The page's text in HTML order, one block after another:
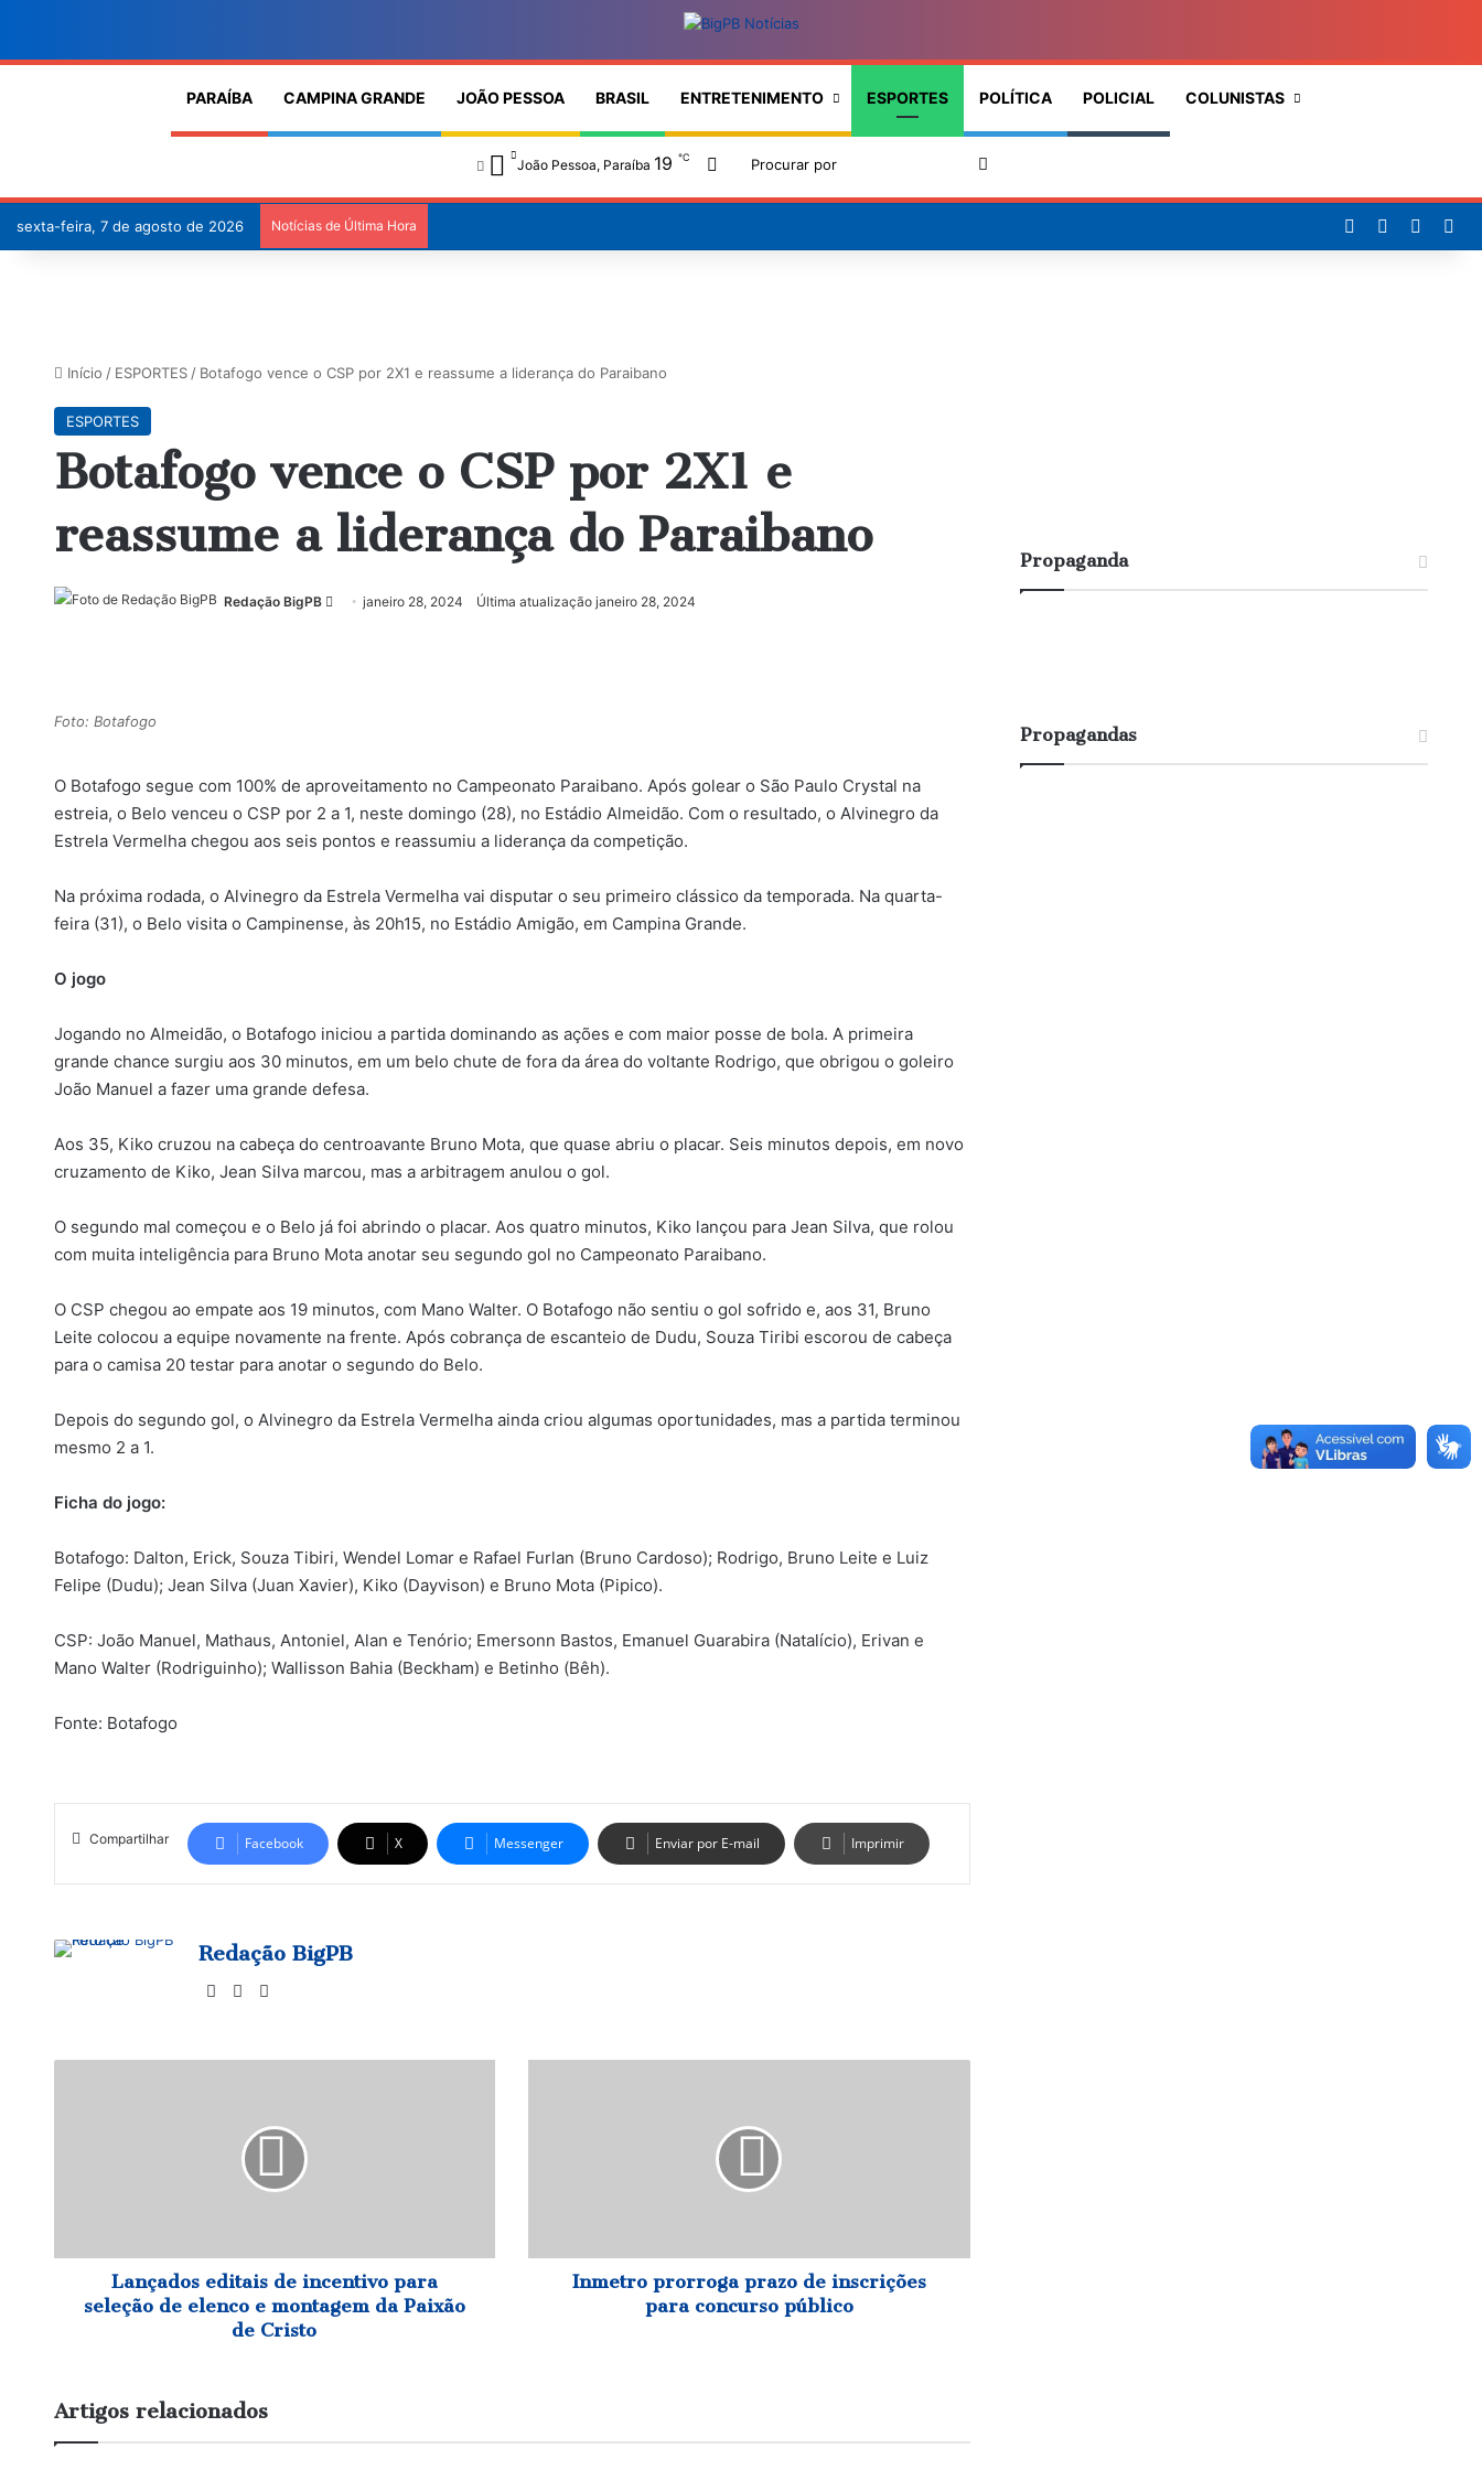
PARAÍBA CAMPINA GRANDE JOÃO PESSOA BRASIL ENTRETENIMENTO ESPORTES POLÍTICA POLICIAL COLUNISTAS
João Pessoa, Paraíba 19 ℃ Switch skin
Procurar
por
sexta-feira, 7 de agosto de 2026 Notícias de Última Hora Facebook
Início / ESPORTES / Botafogo vence o CSP por 2X1 e reassume a liderança do Paraibano
ESPORTES
Botafogo vence o CSP por 2X1 e
reassume a liderança do Paraibano
Redação BigPB Mandejaneiro 28, 2024 Última atualização janeiro 28, 2024
Foto: Botafogo
O Botafogo segue com 100% de aproveitamento no Campeonato Paraibano. Após golear o São Paulo Crystal na
estreia, o Belo venceu o CSP por 2 a 1, neste domingo (28), no Estádio Almeidão. Com o resultado, o Alvinegro da
Estrela Vermelha chegou aos seis pontos e reassumiu a liderança da competição.
Na próxima rodada, o Alvinegro da Estrela Vermelha vai disputar o seu primeiro clássico da temporada. Na quarta-
feira (31), o Belo visita o Campinense, às 20h15, no Estádio Amigão, em Campina Grande.
O jogo
Jogando no Almeidão, o Botafogo iniciou a partida dominando as ações e com maior posse de bola. A primeira
grande chance surgiu aos 30 minutos, em um belo chute de fora da área do voltante Rodrigo, que obrigou o goleiro
João Manuel a fazer uma grande defesa.
Aos 35, Kiko cruzou na cabeça do centroavante Bruno Mota, que quase abriu o placar. Seis minutos depois, em novo
cruzamento de Kiko, Jean Silva marcou, mas a arbitragem anulou o gol.
O segundo mal começou e o Belo já foi abrindo o placar. Aos quatro minutos, Kiko lançou para Jean Silva, que rolou
com muita inteligência para Bruno Mota anotar seu segundo gol no Campeonato Paraibano.
O CSP chegou ao empate aos 19 minutos, com Mano Walter. O Botafogo não sentiu o gol sofrido e, aos 31, Bruno
Leite colocou a equipe novamente na frente. Após cobrança de escanteio de Dudu, Souza Tiribi escorou de cabeça
para o camisa 20 testar para anotar o segundo do Belo.
Depois do segundo gol, o Alvinegro da Estrela Vermelha ainda criou algumas oportunidades, mas a partida terminou
mesmo 2 a 1.
Ficha do jogo:
Botafogo: Dalton, Erick, Souza Tibiri, Wendel Lomar e Rafael Furlan (Bruno Cardoso); Rodrigo, Bruno Leite e Luiz
Felipe (Dudu); Jean Silva (Juan Xavier), Kiko (Dayvison) e Bruno Mota (Pipico).
CSP: João Manuel, Mathaus, Antoniel, Alan e Tenório; Emersonn Bastos, Emanuel Guarabira (Natalício), Erivan e
Mano Walter (Rodriguinho); Wallisson Bahia (Beckham) e Betinho (Bêh).
Fonte: Botafogo
Compartilhar Facebook X Messenger Enviar por E-mail Imprimir
Redação BigPB
WebsiteFacebook
e
montagemLançados editais de incentivo para
seleção de elenco e montagem da Paixão
de Cristo
Inmetro prorroga prazo de inscrições
para concurso público
Artigos relacionados
Propaganda
Propagandas